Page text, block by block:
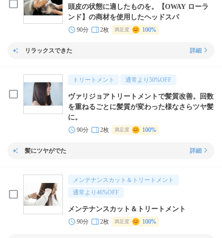
頭皮の状態に適したものを。【OWAY ローラ
ンド】の商材を使用したヘッドスパ
90分 2枚 満足度 100%
リラックスできた 詳細
トリートメント 通常より 50%OFF
ヴァリジョアトリートメントで髪質改善。回数
を重ねるごとに髪質が変わった様なさらツヤ髪
に。
90分 2枚 満足度 100%
髪にツヤがでた 詳細
メンテナンスカット＆トリートメント
通常より 46%OFF
メンテナンスカット＆トリートメント
90分 2枚 満足度 100%